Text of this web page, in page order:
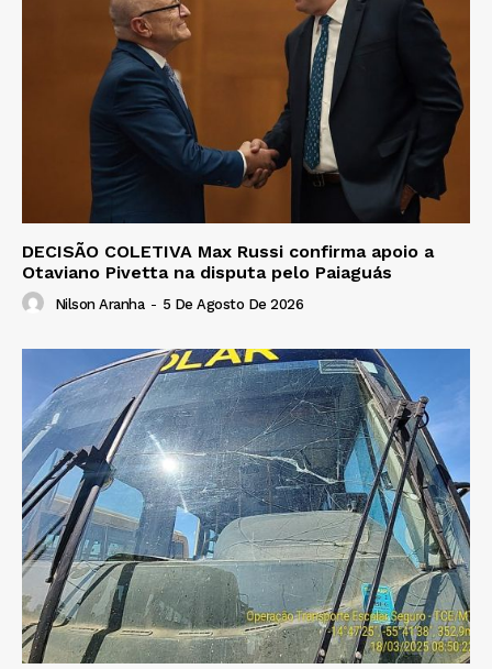
DECISÃO COLETIVA Max Russi confirma apoio a
Otaviano Pivetta na disputa pelo Paiaguás
Nilson Aranha - 5 De Agosto De 2026